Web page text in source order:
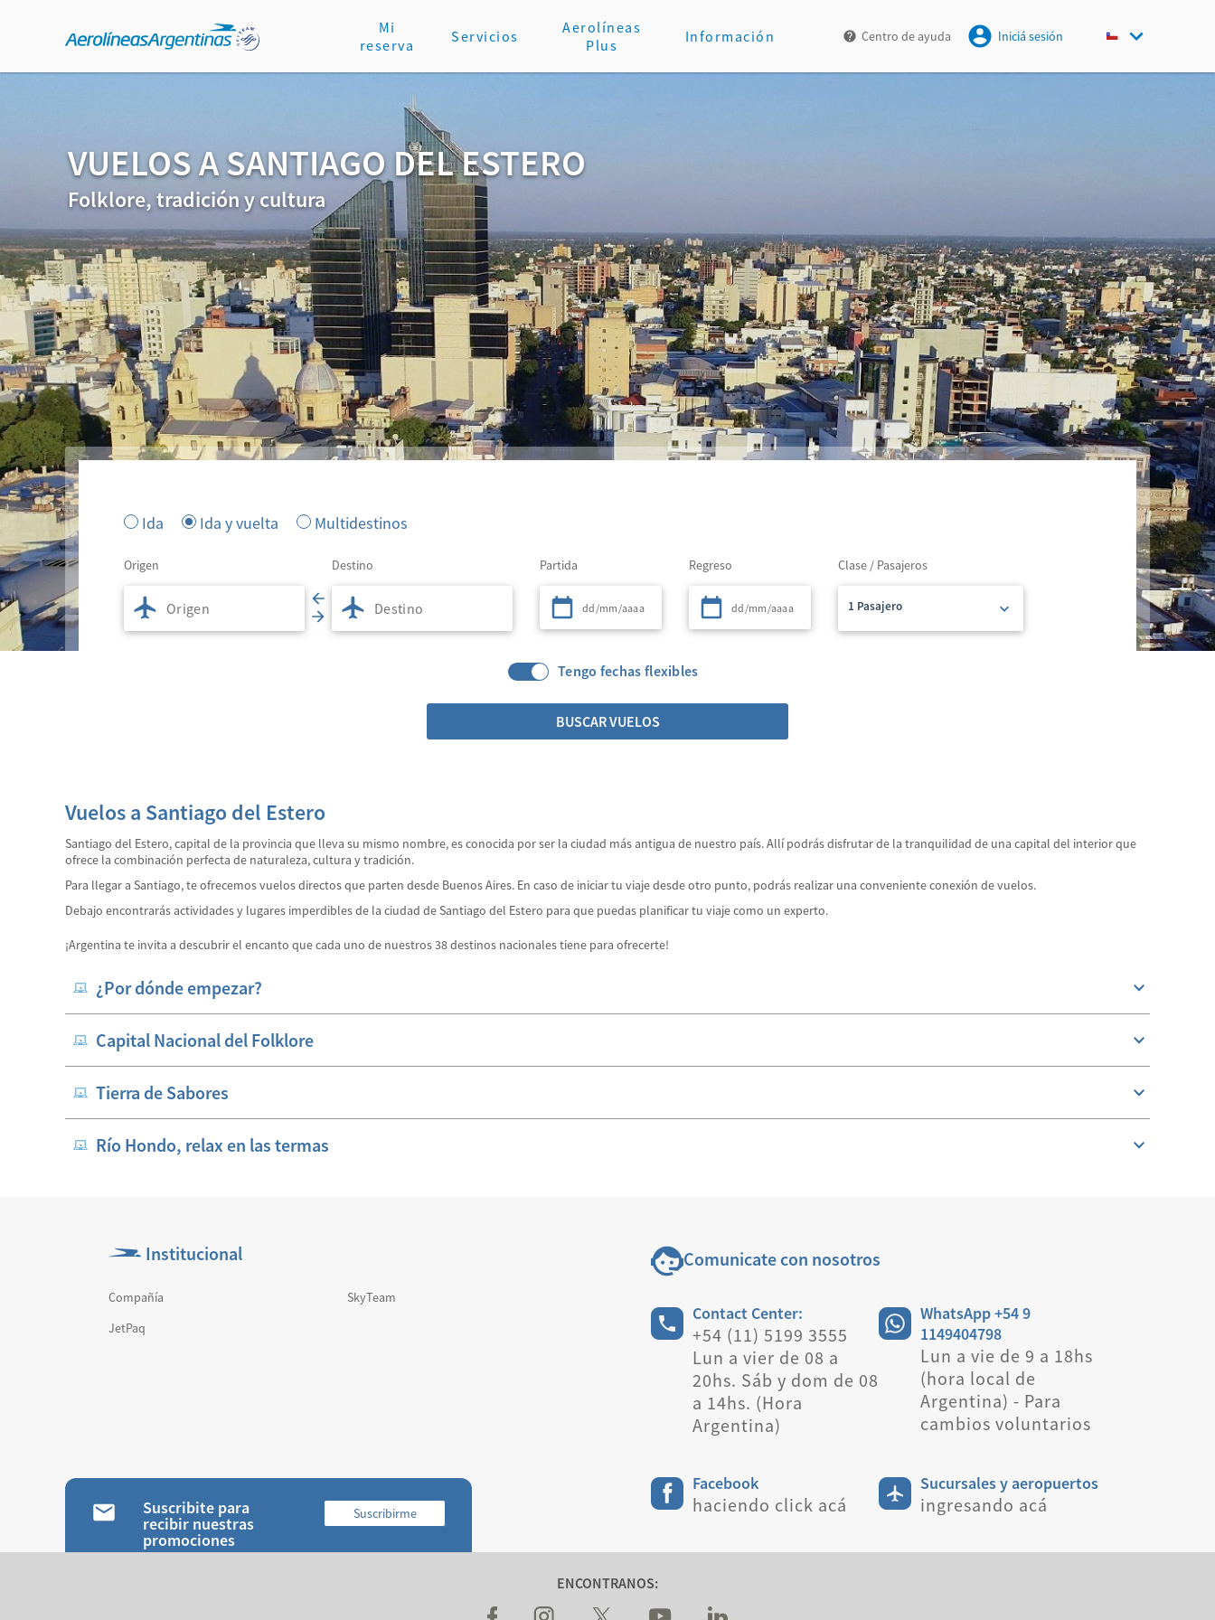
Mi
reserva
Servicios
Aerolíneas
Plus
Información Centro de ayuda Iniciá sesión
VUELOS A SANTIAGO DEL ESTERO
Folklore, tradición y cultura
Ida Ida y vuelta Multidestinos
Origen Destino Partida Regreso Clase / Pasajeros
1 Pasajero
Tengo fechas flexibles
BUSCAR VUELOS
Vuelos a Santiago del Estero
Santiago del Estero, capital de la provincia que lleva su mismo nombre, es conocida por ser la ciudad más antigua de nuestro país. Allí podrás disfrutar de la tranquilidad de una capital del interior que
ofrece la combinación perfecta de naturaleza, cultura y tradición.
Para llegar a Santiago, te ofrecemos vuelos directos que parten desde Buenos Aires. En caso de iniciar tu viaje desde otro punto, podrás realizar una conveniente conexión de vuelos.
Debajo encontrarás actividades y lugares imperdibles de la ciudad de Santiago del Estero para que puedas planificar tu viaje como un experto.
¡Argentina te invita a descubrir el encanto que cada uno de nuestros 38 destinos nacionales tiene para ofrecerte!
¿Por dónde empezar?
Capital Nacional del Folklore
Tierra de Sabores
Río Hondo, relax en las termas
Institucional
Compañía
SkyTeam
JetPaq
Comunicate con nosotros
Contact Center:
+54 (11) 5199 3555
Lun a vier de 08 a
20hs. Sáb y dom de 08
a 14hs. (Hora
Argentina)
WhatsApp +54 9
1149404798
Lun a vie de 9 a 18hs
(hora local de
Argentina) - Para
cambios voluntarios
Facebook
haciendo click acá
Sucursales y aeropuertos
ingresando acá
Suscribite para
recibir nuestras
promociones
Suscribirme
ENCONTRANOS: